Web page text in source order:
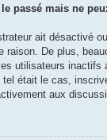
passé mais ne
ait désactivé
raison. De plus,
utilisateurs inactifs
était le cas,
aux